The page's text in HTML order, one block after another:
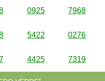
0925 7968
5422 0276
4425 7319